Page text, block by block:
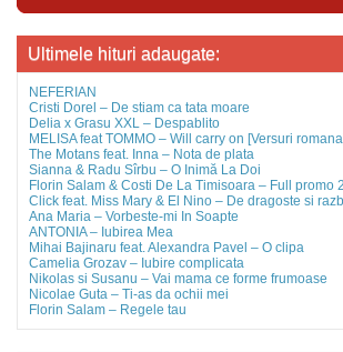
Ultimele hituri adaugate:
NEFERIAN
Cristi Dorel – De stiam ca tata moare
Delia x Grasu XXL – Despablito
MELISA feat TOMMO – Will carry on [Versuri
The Motans feat. Inna – Nota de plata
Sianna & Radu Sîrbu – O Inimă La Doi
Florin Salam & Costi De La Timisoara – Full promo
Click feat. Miss Mary & El Nino – De dragoste si
Ana Maria – Vorbeste-mi In Soapte
ANTONIA – Iubirea Mea
Mihai Bajinaru feat. Alexandra Pavel – O clipa
Camelia Grozav – Iubire complicata
Nikolas si Susanu – Vai mama ce forme frumoase
Nicolae Guta – Ti-as da ochii mei
Florin Salam – Regele tau